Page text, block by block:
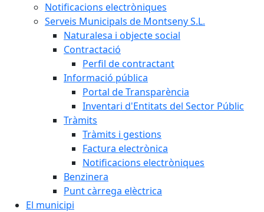
Notificacions electròniques
Serveis Municipals de Montseny S.L.
Naturalesa i objecte social
Contractació
Perfil de contractant
Informació pública
Portal de Transparència
Inventari d'Entitats del Sector Públic
Tràmits
Tràmits i gestions
Factura electrònica
Notificacions electròniques
Benzinera
Punt càrrega elèctrica
El municipi